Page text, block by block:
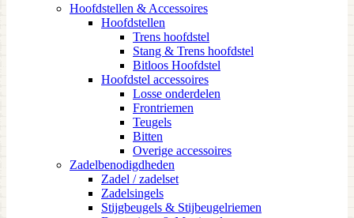
Hoofdstellen & Accessoires
Hoofdstellen
Trens hoofdstel
Stang & Trens hoofdstel
Bitloos Hoofdstel
Hoofdstel accessoires
Losse onderdelen
Frontriemen
Teugels
Bitten
Overige accessoires
Zadelbenodigdheden
Zadel / zadelset
Zadelsingels
Stijgbeugels & Stijbeugelriemen